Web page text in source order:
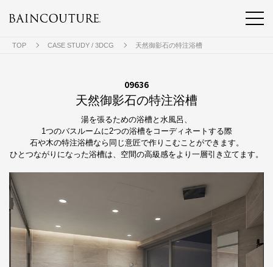
TOP CASE STUDY / 3DCG 天然御影石の特注浴槽
09636
天然御影石の特注浴槽
湯を張るための浴槽と水風呂、
1つのバスルームに2つの浴槽をコーディネートする際
石や木の特注浴槽なら同じ意匠で作りこむことができます。
ひとつながりになった浴槽は、空間の高級感をより一層引き立てます。